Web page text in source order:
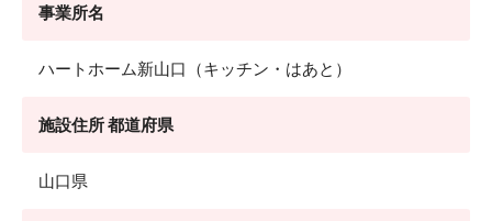
事業所名
ハートホーム新山口（キッチン・はあと）
施設住所 都道府県
山口県